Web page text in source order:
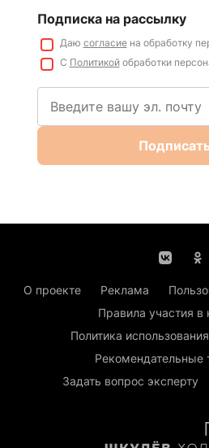
Подписка на рассылку
Даю согласиена обработку
С Политикойобработки
О проекте Реклама
Правила участия в
Политика
Рекомендательные
Задать вопрос эксперту